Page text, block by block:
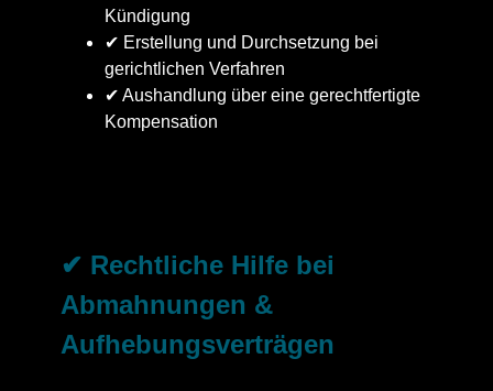
Kündigung
✔ Erstellung und Durchsetzung bei
gerichtlichen Verfahren
✔ Aushandlung über eine gerechtfertigte
Kompensation
✔ Rechtliche Hilfe bei
Abmahnungen &
Aufhebungsverträgen